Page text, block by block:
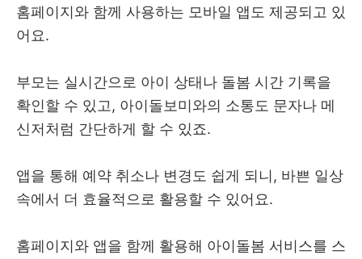
홈페이지와 함께 사용하는 모바일 앱도 제공되고 있
어요.
부모는 실시간으로 아이 상태나 돌봄 시간 기록을
확인할 수 있고, 아이돌보미와의 소통도 문자나 메
신저처럼 간단하게 할 수 있죠.
앱을 통해 예약 취소나 변경도 쉽게 되니, 바쁜 일상
속에서 더 효율적으로 활용할 수 있어요.
홈페이지와 앱을 함께 활용해 아이돌봄 서비스를 스